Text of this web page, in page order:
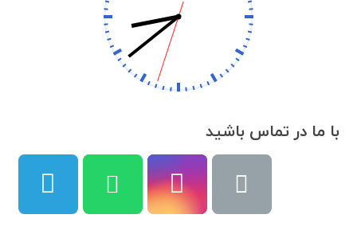
با ما در تماس باشید